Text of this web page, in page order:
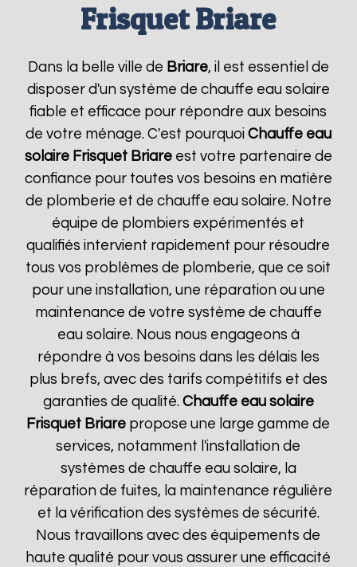
Frisquet Briare
Dans la belle ville de Briare, il est essentiel de
disposer d'un système de chauffe eau solaire
fiable et efficace pour répondre aux besoins
de votre ménage. C'est pourquoi Chauffe eau
solaire Frisquet Briareest votre partenaire de
confiance pour toutes vos besoins en matière
de plomberie et de chauffe eau solaire. Notre
équipe de plombiers expérimentés et
qualifiés intervient rapidement pour résoudre
tous vos problèmes de plomberie, que ce soit
pour une installation, une réparation ou une
maintenance de votre système de chauffe
eau solaire. Nous nous engageons à
répondre à vos besoins dans les délais les
plus brefs, avec des tarifs compétitifs et des
garanties de qualité. Chauffe eau solaire
Frisquet Briare propose une large gamme de
services, notamment l'installation de
systèmes de chauffe eau solaire, la
réparation de fuites, la maintenance régulière
et la vérification des systèmes de sécurité.
Nous travaillons avec des équipements de
haute qualité pour vous assurer une efficacité